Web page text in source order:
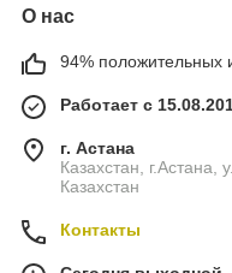
О нас
94% положительных
Работает с
г. Астана
Казахстан,
Казахстан
Контакты